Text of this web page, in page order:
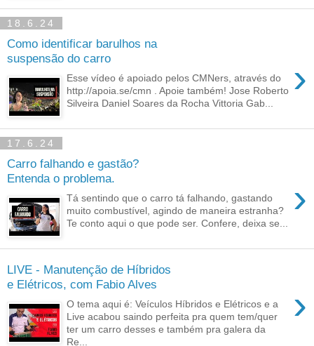
18.6.24
Como identificar barulhos na
suspensão do carro
›
Esse vídeo é apoiado pelos CMNers, através do
http://apoia.se/cmn . Apoie também! Jose Roberto
Silveira Daniel Soares da Rocha Vittoria Gab...
17.6.24
Carro falhando e gastão?
Entenda o problema.
›
Tá sentindo que o carro tá falhando, gastando
muito combustível, agindo de maneira estranha?
Te conto aqui o que pode ser. Confere, deixa se...
LIVE - Manutenção de Híbridos
e Elétricos, com Fabio Alves
›
O tema aqui é: Veículos Híbridos e Elétricos e a
Live acabou saindo perfeita pra quem tem/quer
ter um carro desses e também pra galera da
Re...